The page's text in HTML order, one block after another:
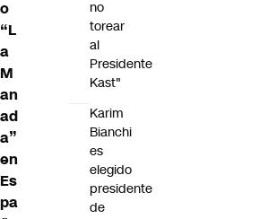
o
“L
a
M
an
ad
a”
en
Es
pa
no
torear
al
Presidente
Kast"
Karim
Bianchi
es
elegido
presidente
de